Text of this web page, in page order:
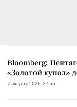
Bloomberg:
«Золотой купол»
7 августа 2026, 22:56